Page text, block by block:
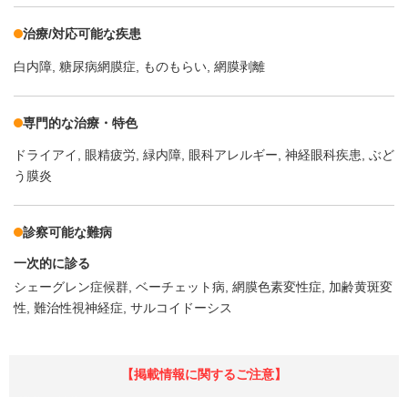
治療/対応可能な疾患
白内障 糖尿病網膜症 ものもらい 網膜剥離
専門的な治療・特色
ドライアイ 眼精疲労 緑内障 眼科アレルギー 神経眼科疾患 ぶど
う膜炎
診察可能な難病
一次的に診る
シェーグレン症候群 ベーチェット病 網膜色素変性症
加齢黄斑変
性 難治性視神経症 サルコイドーシス
【掲載情報に関するご注意】